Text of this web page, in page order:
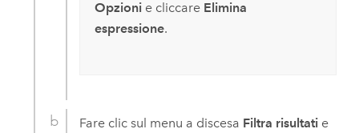
Opzionie cliccare Elimina
espressione.
Fare clic sul menu a discesa Filtra risultati e